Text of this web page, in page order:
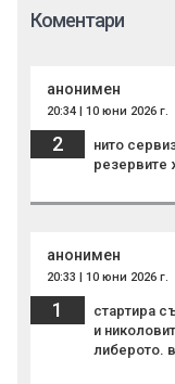
Коментари
анонимен
20:34 | 10 юни 2026 г.
2
нито
резервите
анонимен
20:33 | 10 юни 2026 г.
1
стартира
и
либерото.